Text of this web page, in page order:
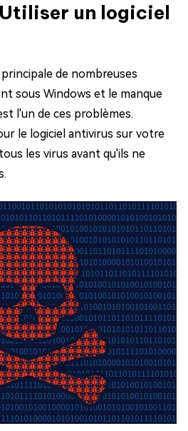
un logiciel
de nombreuses
sous Windows et le manque
l'un de ces problèmes.
le logiciel antivirus sur votre
les virus avant qu'ils ne